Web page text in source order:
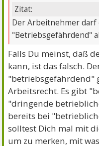
Zitat:
Der Arbeitnehmer
"Betriebsgefährdend"
Falls Du meinst, daß
kann, ist das falsch.
"betriebsgefährdend"
Arbeitsrecht. Es gibt
"dringende
bereits bei
solltest Dich mal mit
um zu merken, mit